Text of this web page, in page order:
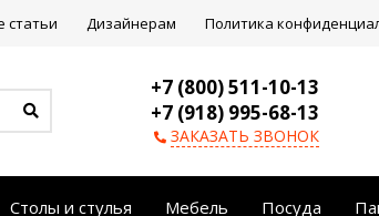
статьи Дизайнерам Политика
+7 (800) 511-10-13
+7 (918) 995-68-13
ЗАКАЗАТЬ ЗВОНОК
Столы и стулья Мебель Посуда